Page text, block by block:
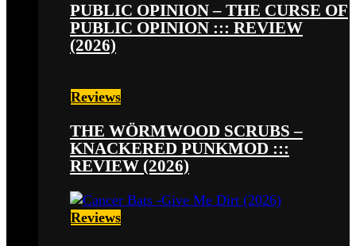
PUBLIC OPINION – THE CURSE OF
PUBLIC OPINION ::: REVIEW
(2026)
Reviews
THE WÖRMWOOD SCRUBS –
KNACKERED PUNKMOD :::
REVIEW (2026)
Reviews